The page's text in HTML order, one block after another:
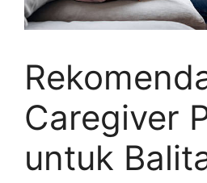
Caregiver
untuk